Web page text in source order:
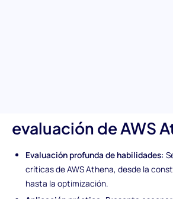
evaluación de AWS
Evaluación profunda de habilidades:
críticas de AWS Athena, desde la
hasta la optimización.